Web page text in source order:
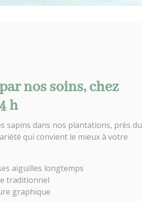
nos soins, chez
h
sapins dans nos plantations, près du
qui convient le mieux à votre
aiguilles longtemps
traditionnel
graphique